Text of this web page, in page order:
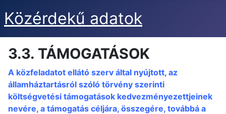
Közérdekű adatok
3.3. TÁMOGATÁSOK
A közfeladatot ellátó szerv által nyújtott, az
államháztartásról szóló törvény szerinti
költségvetési támogatások kedvezményezettjeinek
nevére, a támogatás céljára, összegére, továbbá a